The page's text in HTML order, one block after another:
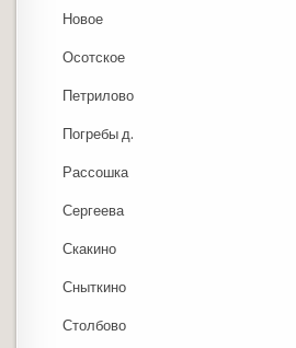
Новое
Осотское
Петрилово
Погребы д.
Рассошка
Сергеева
Скакино
Сныткино
Столбово